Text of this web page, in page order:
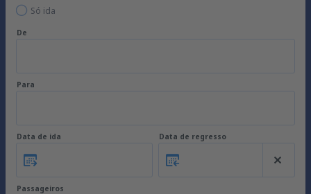
Só ida
De
Para
Data de ida Data de regresso
Passageiros